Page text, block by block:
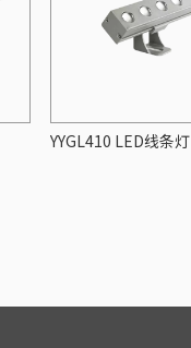
YYGL410 LED线条灯